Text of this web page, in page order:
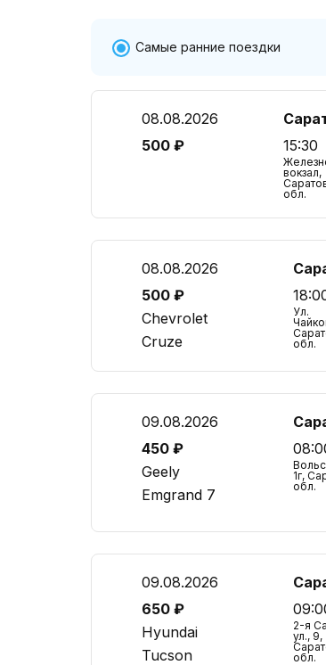
Самые ранние поездки
08.08.2026
500 ₽
15:30
вокзал,
обл.
08.08.2026
500 ₽
Chevrolet
Cruze
Ул.
обл.
09.08.2026
450 ₽
Geely
Emgrand 7
1г,
обл.
09.08.2026
650 ₽
Hyundai
Tucson
2-я
ул., 9,
обл.